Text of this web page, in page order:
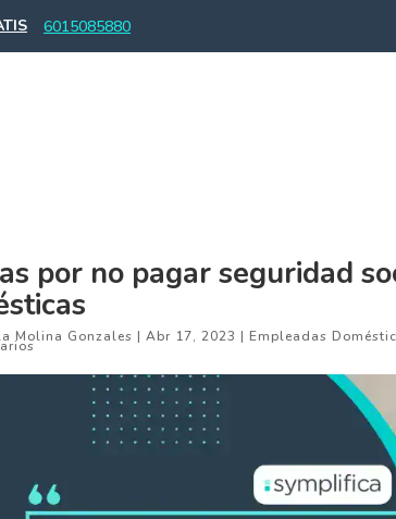
por no pagar seguridad
Molina Gonzales |Abr 17, 2023 | Empleadas
6015085880